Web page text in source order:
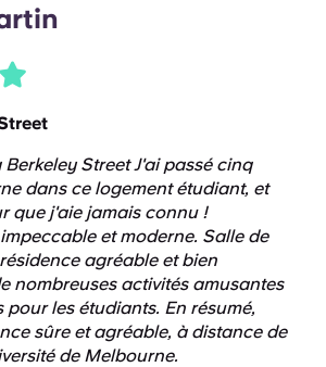
Berkeley Street J'ai passé cinq
dans ce logement étudiant, et
que j'aie jamais connu !
et moderne. Salle de
agréable et bien
nombreuses activités amusantes
pour les étudiants. En résumé,
sûre et agréable, à distance de
de Melbourne.